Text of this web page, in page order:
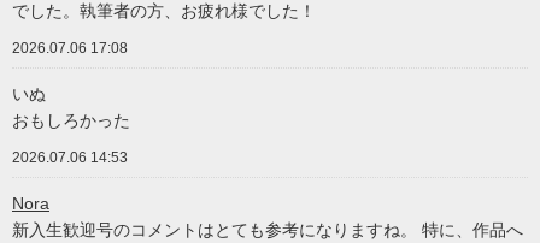
でした。執筆者の方、お疲れ様でした！
2026.07.06 17:08
いぬ
おもしろかった
2026.07.06 14:53
Nora
新入生歓迎号のコメントはとても参考になりますね。 特に、作品へ